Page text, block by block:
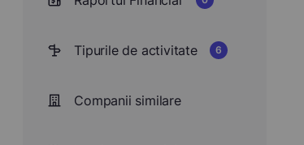
Tipurile de activitate 6
Companii similare